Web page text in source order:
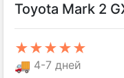
Toyota Mark 2
★★★★★
🚚 4-7 дней